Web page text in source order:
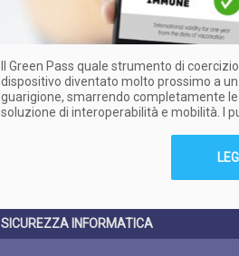
Il Green Pass quale strumento di
dispositivo diventato molto prossimo a
guarigione, smarrendo completamente
soluzione di interoperabilità e mobilità. I
SICUREZZA INFORMATICA